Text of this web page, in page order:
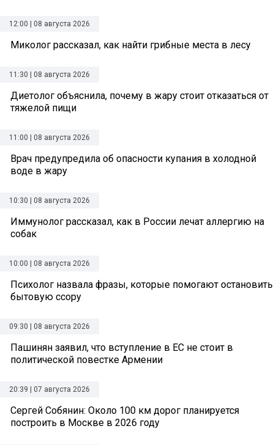
12:00 | 08 августа 2026
Миколог рассказал, как найти грибные места в лесу
11:30 | 08 августа 2026
Диетолог объяснила, почему в жару стоит отказаться от
тяжелой пищи
11:00 | 08 августа 2026
Врач предупредила об опасности купания в холодной
воде в жару
10:30 | 08 августа 2026
Иммунолог рассказал, как в России лечат аллергию на
собак
10:00 | 08 августа 2026
Психолог назвала фразы, которые помогают остановить
бытовую ссору
09:30 | 08 августа 2026
Пашинян заявил, что вступление в ЕС не стоит в
политической повестке Армении
20:39 | 07 августа 2026
Сергей Собянин: Около 100 км дорог планируется
построить в Москве в 2026 году